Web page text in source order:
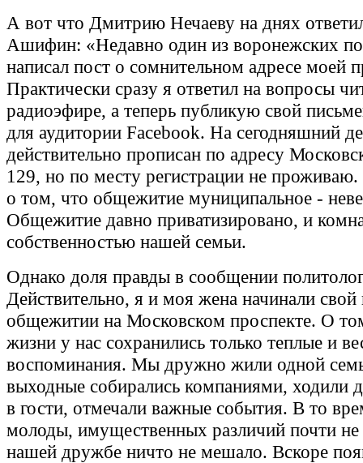
А вот что Дмитрию Нечаеву на днях
Ашифин: «Недавно один из воронежских
написал пост о сомнительном адресе моей
Практически сразу я ответил на вопросы
радиоэфире, а теперь публикую свой
для аудитории Facebook. На сегодняшний
действительно прописан по адресу
129, но по месту регистрации не
о том, что общежитие муниципальное -
Общежитие давно приватизировано, и
собственностью нашей семьи.
Однако доля правды в сообщении
Действительно, я и моя жена начинали свой
общежитии на Московском проспекте. О
жизни у нас сохранились только теплые и
воспоминания. Мы дружно жили одной
выходные собирались компаниями, ходили
в гости, отмечали важные события. В то
молоды, имущественных различий почти
нашей дружбе ничто не мешало. Вскоре